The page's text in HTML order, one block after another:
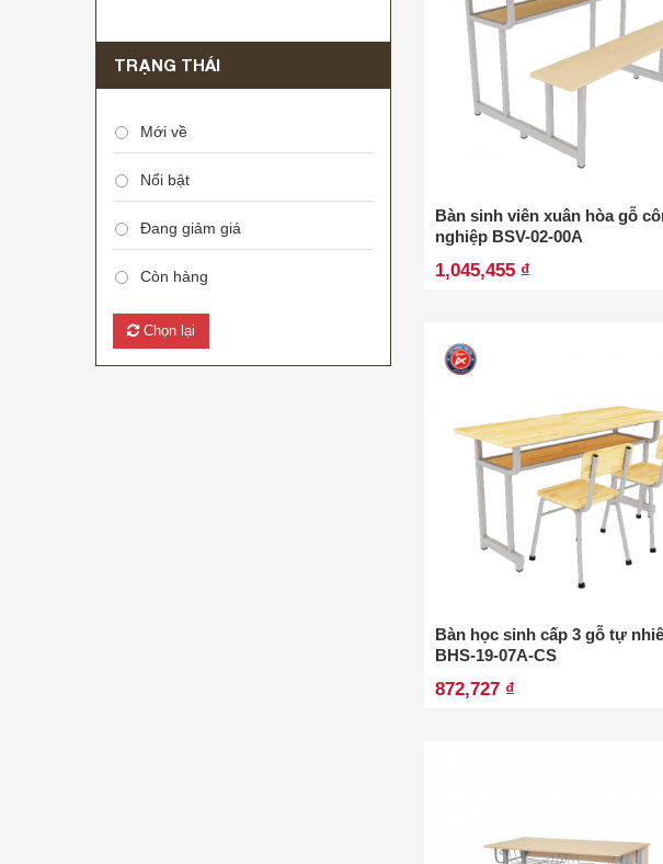
TRẠNG THÁI
Mới về
Nổi bật
Đang giảm giá
Còn hàng
Chọn lại
Bàn sinh viên xuân hòa gỗ
nghiệp BSV-02-00A
1,045,455 ₫
Bàn học sinh cấp 3 gỗ tự
BHS-19-07A-CS
872,727 ₫